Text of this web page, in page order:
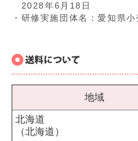
2028年6月18日
・研修実施団体名：愛知県
地域
北海道
（北海道）